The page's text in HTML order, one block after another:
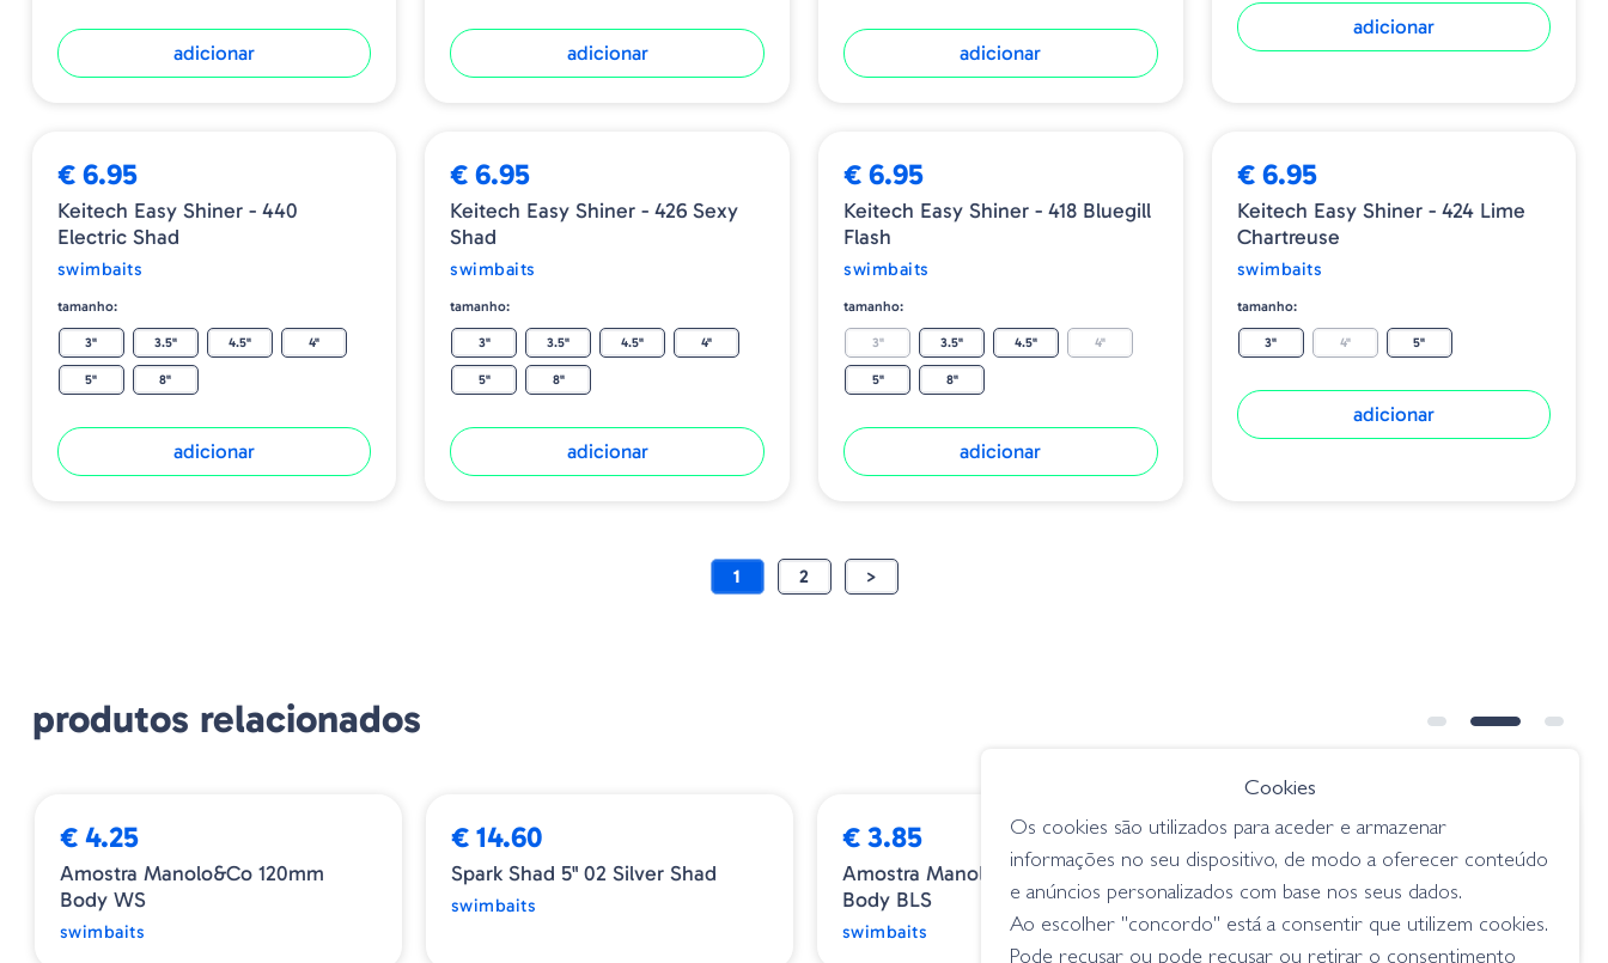
adicionar adicionar adicionar
adicionar
€ 6.95
Keitech Easy Shiner - 440
Electric Shad
swimbaits
tamanho:
3" 3.5" 4.5" 4"
5" 8"
adicionar
€ 6.95
Keitech Easy Shiner - 426 Sexy
Shad
swimbaits
tamanho:
3" 3.5" 4.5" 4"
5" 8"
adicionar
€ 6.95
Keitech Easy Shiner - 418 Bluegill
Flash
swimbaits
tamanho:
3" 3.5" 4.5" 4"
5" 8"
adicionar
€ 6.95
Keitech Easy Shiner - 424 Lime
Chartreuse
swimbaits
tamanho:
3" 4" 5"
adicionar
1 2 >
produtos relacionados
€ 4.25
Amostra Manolo&co 120mm
Body WS
swimbaits
€ 14.60
Spark Shad 5" 02 Silver Shad
swimbaits
€ 3.85
Amostra Manolo&co 100mm
Body BLS
swimbaits
€ 17.80
Amostra Bariki Shad 6.8-07
Biwako Ayu
swimbaits
Cookies
Os cookies são utilizados para aceder e armazenar
informações no seu dispositivo, de modo a oferecer conteúdo
e anúncios personalizados com base nos seus dados.
Ao escolher "concordo" está a consentir que utilizem cookies.